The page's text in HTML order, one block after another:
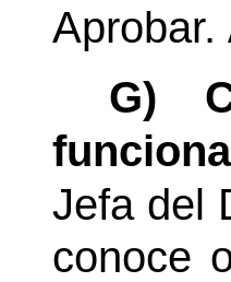
Aprobar.
G)
Jefa del
conoce